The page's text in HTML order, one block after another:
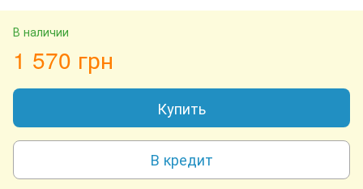
В наличии
1 570 грн
Купить
В кредит